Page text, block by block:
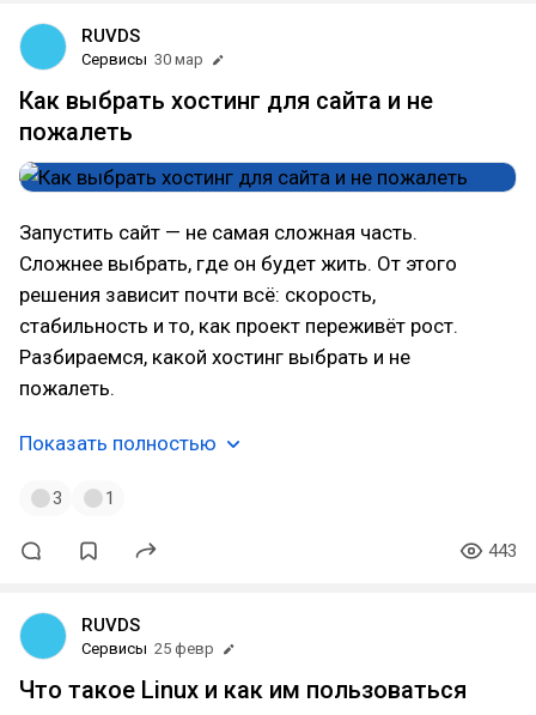
RUVDS
Сервисы 30 мар
Как выбрать хостинг для сайта и не
пожалеть
Запустить сайт — не самая сложная часть.
Сложнее выбрать, где он будет жить. От этого
решения зависит почти всё: скорость,
стабильность и то, как проект переживёт рост.
Разбираемся, какой хостинг выбрать и не
пожалеть.
Показать полностью
3 1
443
RUVDS
Сервисы 25 февр
Что такое Linux и как им пользоваться